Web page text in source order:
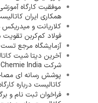
موفقیت کارگاه
همکاری ایران
کلاریانت و میدریکس
فولاد کم‌کربن تقویت
آزمایشگاه مرجع
آخرین دیتا شیت
شرکت Sud-Chemie India در ایران
پوشش رسانه ای
کاتالیست درباره
فراخوان ثبت نام و